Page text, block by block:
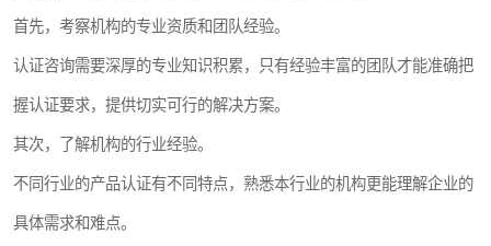
首先，考察机构的专业资质和团队经验。
认证咨询需要深厚的专业知识积累，只有经验丰富的团队才能准确把
握认证要求，提供切实可行的解决方案。
其次，了解机构的行业经验。
不同行业的产品认证有不同特点，熟悉本行业的机构更能理解企业的
具体需求和难点。